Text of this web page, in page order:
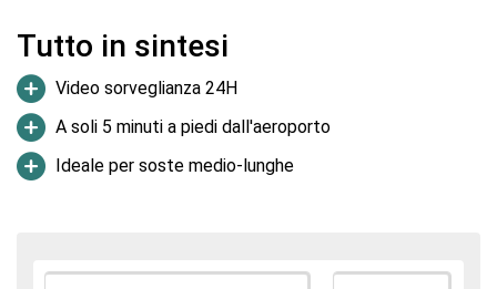
Tutto in sintesi
Video sorveglianza 24H
A soli 5 minuti a piedi dall'aeroporto
Ideale per soste medio-lunghe